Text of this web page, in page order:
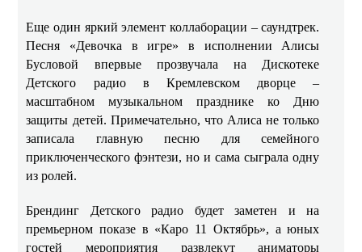
Еще один яркий элемент коллаборации – саундтрек.
Песня «Девочка в игре» в исполнении Алисы
Бусловой впервые прозвучала на Дискотеке
Детского радио в Кремлевском дворце –
масштабном музыкальном празднике ко Дню
защиты детей. Примечательно, что Алиса не только
записала главную песню для семейного
приключенческого фэнтези, но и сама сыграла одну
из ролей.
Брендинг Детского радио будет заметен и на
премьерном показе в «Каро 11 Октябрь», а юных
гостей мероприятия развлекут аниматоры